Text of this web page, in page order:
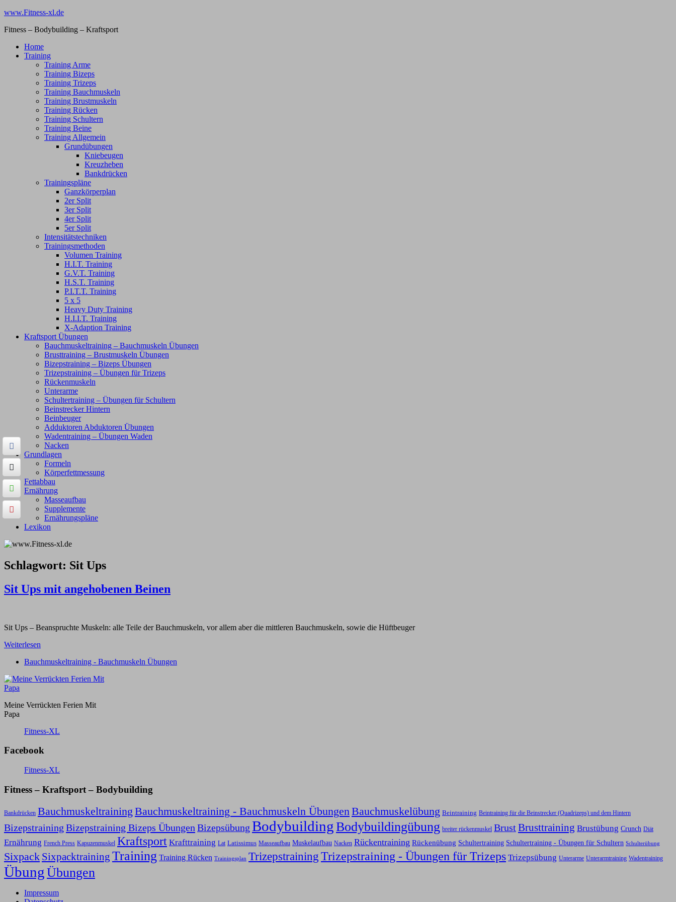
Zum
springen
www.Fitness-xl.de
Fitness – Bodybuilding – Kraftsport
Home
Training
Training Arme
Training Bizeps
Training Trizeps
Training Bauchmuskeln
Training Brustmuskeln
Training Rücken
Training Schultern
Training Beine
Training Allgemein
Grundübungen
Kniebeugen
Kreuzheben
Bankdrücken
Trainingspläne
Ganzkörperplan
2er Split
3er Split
4er Split
5er Split
Intensitätstechniken
Trainingsmethoden
Volumen Training
H.I.T. Training
G.V.T. Training
H.S.T. Training
P.I.T.T. Training
5 x 5
Heavy Duty Training
H.I.I.T. Training
X-Adaption Training
Kraftsport Übungen
Bauchmuskeltraining – Bauchmuskeln Übungen
Brusttraining – Brustmuskeln Übungen
Bizepstraining – Bizeps Übungen
Trizepstraining – Übungen für Trizeps
Rückenmuskeln
Unterarme
Schultertraining – Übungen für Schultern
Beinstrecker Hintern
Beinbeuger
Adduktoren Abduktoren Übungen
Wadentraining – Übungen Waden
Nacken
Grundlagen
Formeln
Körperfettmessung
Fettabbau
Ernährung
Masseaufbau
Supplemente
Ernährungspläne
Lexikon
Schlagwort: Sit Ups
Sit Ups mit angehobenen Beinen
Sit Ups – Beanspruchte Muskeln: alle Teile der Bauchmuskeln, vor allem aber die mittleren Bauchmuskeln, sowie die Hüftbeuger
Weiterlesen
Bauchmuskeltraining - Bauchmuskeln Übungen
Meine Verrückten Ferien Mit
Papa
Fitness-XL
Facebook
Fitness-XL
Fitness – Kraftsport – Bodybuilding
Bankdrücken Bauchmuskeltraining Bauchmuskeltraining - Bauchmuskeln Übungen Bauchmuskelübung Beintraining Beintraining für die Beinstrecker (Quadrizeps) und dem Hintern
Bizepstraining Bizepstraining Bizeps Übungen Bizepsübung BodybuildingBodybuildingübung breiter rückenmuskel Brust Brusttraining Brustübung Crunch Diät
Ernährung French Press Kapuzenmuskel Kraftsport Krafttraining Lat Latissimus Masseaufbau Muskelaufbau Nacken Rückentraining Rückenübung Schultertraining Schultertraining - Übungen für Schultern Schulterübung
Sixpack Sixpacktraining Training Training Rücken Trainingsplan TrizepstrainingTrizepstraining - Übungen für Trizeps Trizepsübung Unterarme Unterarmtraining Wadentraining
ÜbungÜbungen
Impressum